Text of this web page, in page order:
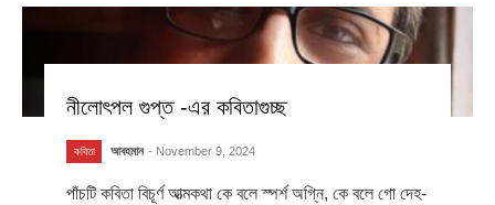
নীলোৎপল গুপ্ত -এর কবিতাগুচ্ছ
কবিতা আবহমান - November 9, 2024
পাঁচটি কবিতা বিচূর্ণ আত্মকথা কে বলে স্পর্শ অগ্নি, কে বলে গো দেহ-